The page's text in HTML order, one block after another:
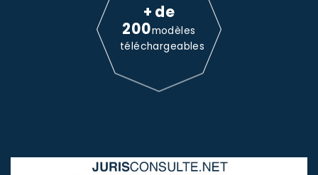
+ de
200modèles
téléchargeables